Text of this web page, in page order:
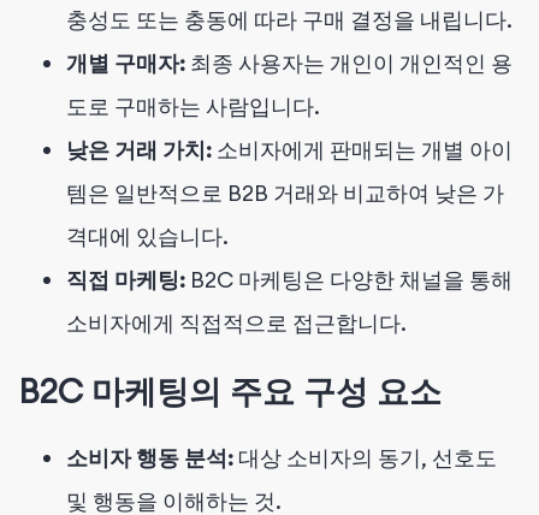
충성도 또는 충동에 따라 구매 결정을 내립니다.
개별 구매자: 최종 사용자는 개인이 개인적인 용
도로 구매하는 사람입니다.
낮은 거래 가치: 소비자에게 판매되는 개별 아이
템은 일반적으로 B2B 거래와 비교하여 낮은 가
격대에 있습니다.
직접 마케팅: B2C 마케팅은 다양한 채널을 통해
소비자에게 직접적으로 접근합니다.
B2C 마케팅의 주요 구성 요소
소비자 행동 분석: 대상 소비자의 동기, 선호도
및 행동을 이해하는 것.